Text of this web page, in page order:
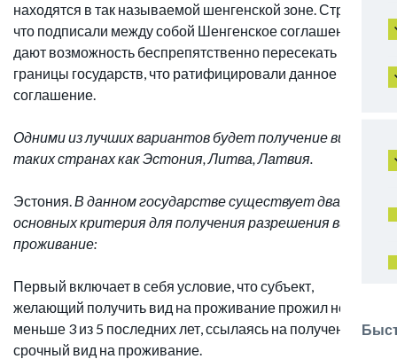
находятся в так называемой шенгенской зоне. Страны,
что подписали между собой Шенгенское соглашение
дают возможность беспрепятственно пересекать
границы государств, что ратифицировали данное
соглашение.
Одними из лучших вариантов будет получение визы в
таких странах как Эстония, Литва, Латвия.
Эстония.В данном государстве существует два
основных критерия для получения разрешения вида на
проживание:
Первый включает в себя условие, что субъект,
желающий получить вид на проживание прожил не
меньше 3 из 5 последних лет, ссылаясь на полученный
срочный вид на проживание.